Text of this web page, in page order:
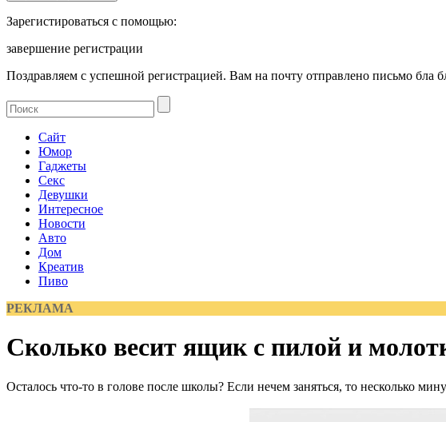
Зарегистироваться с помощью:
завершение регистрации
Поздравляем с успешной регистрацией. Вам на почту отправлено письмо бла
Сайт
Юмор
Гаджеты
Секс
Девушки
Интересное
Новости
Авто
Дом
Креатив
Пиво
РЕКЛАМА
Сколько весит ящик с пилой и
Осталось что-то в голове после школы? Если нечем заняться, то несколько